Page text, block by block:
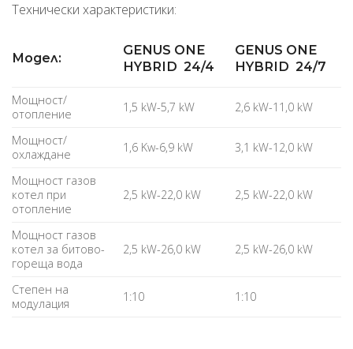
Технически характеристики:
Модел:
GENUS ONE
HYBRID 24/4
GENUS ONE
HYBRID 24/7
Мощност/
отопление
1,5 kW-5,7 kW 2,6 kW-11,0 kW
Мощност/
охлаждане
1,6 Kw-6,9 kW 3,1 kW-12,0 kW
Мощност газов
котел при
отопление
2,5 kW-22,0 kW 2,5 kW-22,0 kW
Мощност газов
котел за битово-
гореща вода
2,5 kW-26,0 kW 2,5 kW-26,0 kW
Степен на
модулация
1:10 1:10